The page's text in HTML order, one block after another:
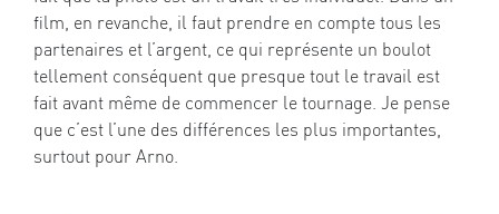
film, en revanche, il faut prendre en compte tous les
partenaires et l’argent, ce qui représente un boulot
tellement conséquent que presque tout le travail est
fait avant même de commencer le tournage. Je pense
que c’est l’une des différences les plus importantes,
surtout pour Arno.